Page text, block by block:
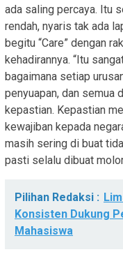
ada saling percaya. Itu
rendah, nyaris tak ada
begitu “Care” dengan
kehadirannya. “Itu
bagaimana setiap
penyuapan, dan semua
kepastian. Kepastian
kewajiban kepada
masih sering di buat
pasti selalu dibuat
Pilihan Redaksi :
Konsisten Dukung
Mahasiswa